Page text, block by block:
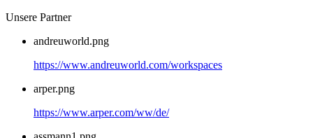
Unsere Partner
andreuworld.png
https://www.andreuworld.com/workspaces
arper.png
https://www.arper.com/ww/de/